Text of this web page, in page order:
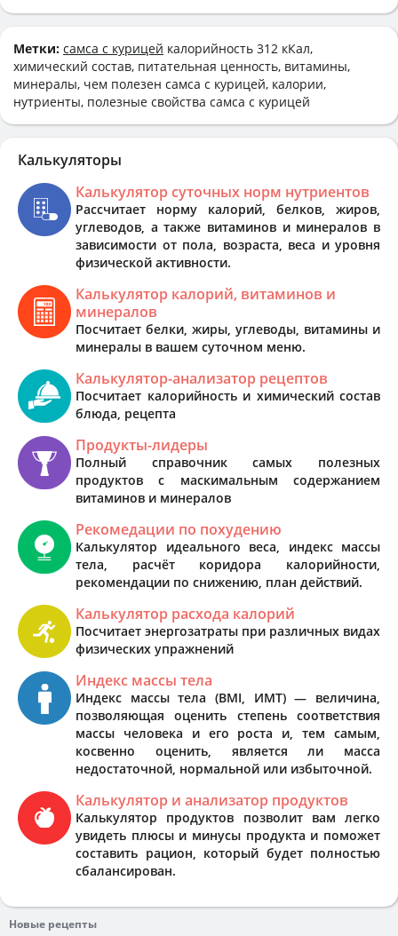
Метки: самса с курицей калорийность 312 кКал,
химический состав, питательная ценность, витамины,
минералы, чем полезен самса с курицей, калории,
нутриенты, полезные свойства самса с курицей
Калькуляторы
Калькулятор суточных норм нутриентов
Рассчитает норму калорий, белков, жиров,
углеводов, а также витаминов и минералов в
зависимости от пола, возраста, веса и уровня
физической активности.
Калькулятор калорий, витаминов и
минералов
Посчитает белки, жиры, углеводы, витамины и
минералы в вашем суточном меню.
Калькулятор-анализатор рецептов
Посчитает калорийность и химический состав
блюда, рецепта
Продукты-лидеры
Полный справочник самых полезных
продуктов с маскимальным содержанием
витаминов и минералов
Рекомедации по похудению
Калькулятор идеального веса, индекс массы
тела, расчёт коридора калорийности,
рекомендации по снижению, план действий.
Калькулятор расхода калорий
Посчитает энергозатраты при различных видах
физических упражнений
Индекс массы тела
Индекс массы тела (BMI, ИМТ) — величина,
позволяющая оценить степень соответствия
массы человека и его роста и, тем самым,
косвенно оценить, является ли масса
недостаточной, нормальной или избыточной.
Калькулятор и анализатор продуктов
Калькулятор продуктов позволит вам легко
увидеть плюсы и минусы продукта и поможет
составить рацион, который будет полностью
сбалансирован.
Новые рецепты